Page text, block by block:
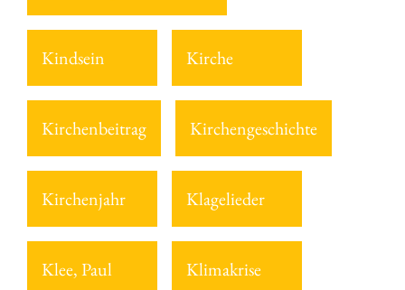
Kindsein Kirche
Kirchenbeitrag Kirchengeschichte
Kirchenjahr Klagelieder
Klee, Paul Klimakrise